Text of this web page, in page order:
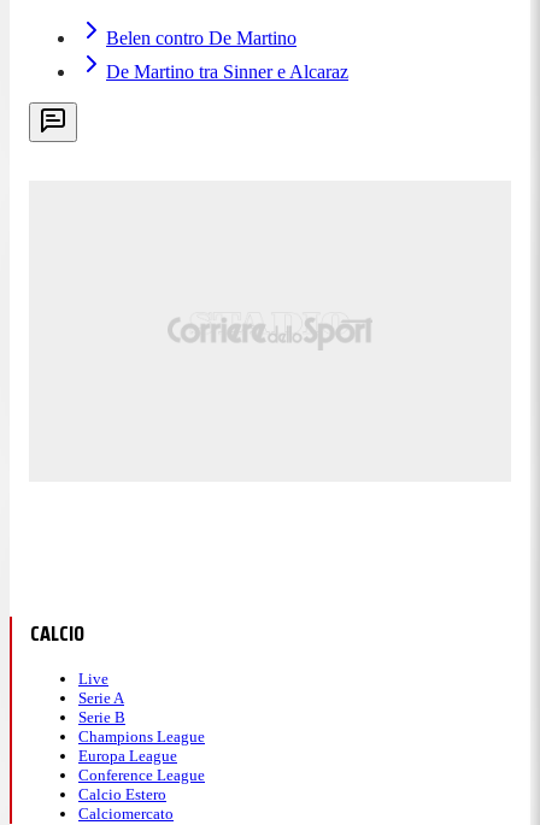
Belen contro De Martino
De Martino tra Sinner e Alcaraz
CALCIO
Live
Serie A
Serie B
Champions League
Europa League
Conference League
Calcio Estero
Calciomercato